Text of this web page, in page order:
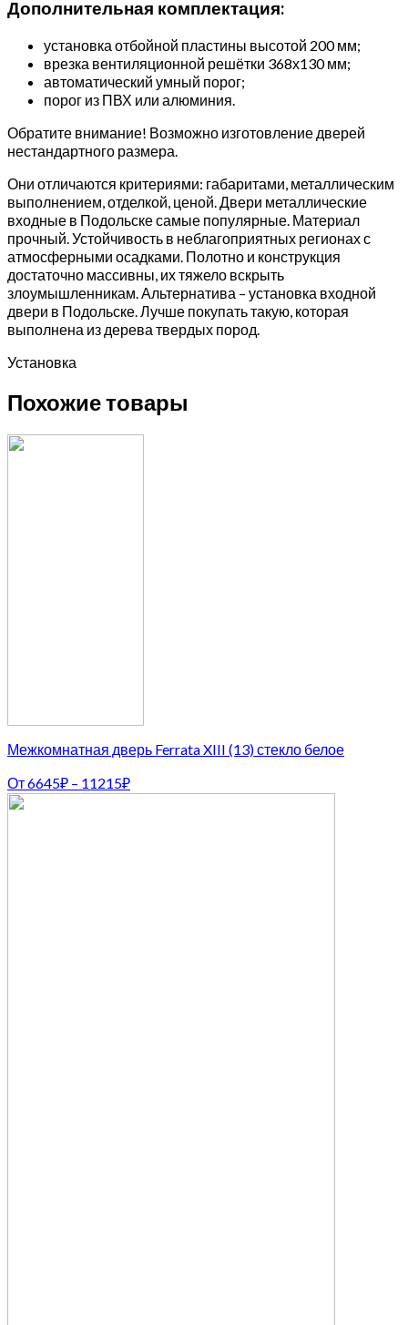
Дополнительная комплектация:
установка отбойной пластины высотой 200 мм;
врезка вентиляционной решётки 368х130 мм;
автоматический умный порог;
порог из ПВХ или алюминия.
Обратите внимание! Возможно изготовление дверей
нестандартного размера.
Они отличаются критериями: габаритами, металлическим
выполнением, отделкой, ценой. Двери металлические
входные в Подольске самые популярные. Материал
прочный. Устойчивость в неблагоприятных регионах с
атмосферными осадками. Полотно и конструкция
достаточно массивны, их тяжело вскрыть
злоумышленникам. Альтернатива – установка входной
двери в Подольске. Лучше покупать такую, которая
выполнена из дерева твердых пород.
Установка
Похожие товары
Межкомнатная дверь Ferrata XIII (13) стекло белое
От6645₽ – 11215₽